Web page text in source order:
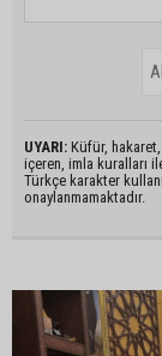
UYARI: Küfür,
içeren, imla kuralları
Türkçe karakter
onaylanmamaktadır.